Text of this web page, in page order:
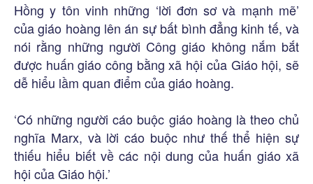
Hồng y tôn vinh những ‘lời đơn sơ và mạnh mẽ’
của giáo hoàng lên án sự bất bình đẳng kinh tế, và
nói rằng những người Công giáo không nắm bắt
được huấn giáo công bằng xã hội của Giáo hội, sẽ
dễ hiểu lầm quan điểm của giáo hoàng.
‘Có những người cáo buộc giáo hoàng là theo chủ
nghĩa Marx, và lời cáo buộc như thế thể hiện sự
thiếu hiểu biết về các nội dung của huấn giáo xã
hội của Giáo hội.’